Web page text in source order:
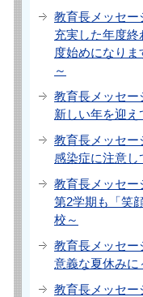
教育長メッセ
充実した年度終
度始めになりま
～
教育長メッセ
新しい年を迎え
教育長メッセ
感染症に注意し
教育長メッセ
第2学期も「笑
校～
教育長メッセ
意義な夏休みに
教育長メッセ